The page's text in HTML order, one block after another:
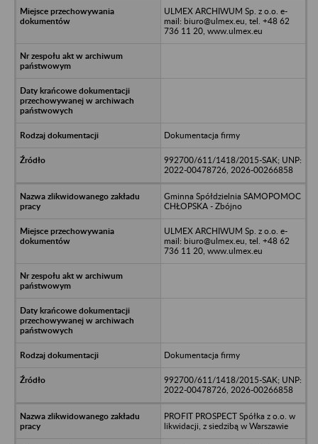
ULMEX ARCHIWUM Sp. z o.o. e-
mail: biuro@ulmex.eu, tel. +48 62
736 11 20, www.ulmex.eu
Dokumentacja firmy
992700/611/1418/2015-SAK; UNP:
2022-00478726, 2026-00266858
Gminna Spółdzielnia SAMOPOMOC
CHŁOPSKA - Zbójno
ULMEX ARCHIWUM Sp. z o.o. e-
mail: biuro@ulmex.eu, tel. +48 62
736 11 20, www.ulmex.eu
Dokumentacja firmy
992700/611/1418/2015-SAK; UNP:
2022-00478726, 2026-00266858
PROFIT PROSPECT Spółka z o.o. w
likwidacji, z siedzibą w Warszawie